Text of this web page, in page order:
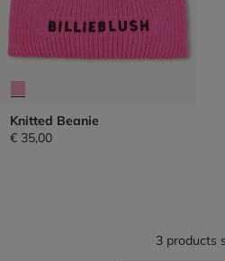
Knitted Beanie
€ 35,00
3 products